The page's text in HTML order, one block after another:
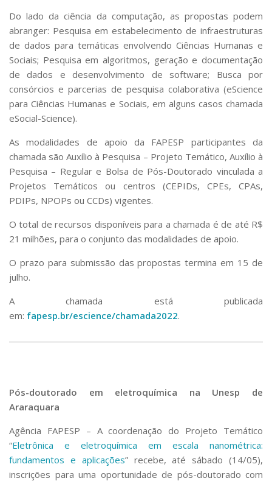
Do lado da ciência da computação, as propostas podem
abranger: Pesquisa em estabelecimento de infraestruturas
de dados para temáticas envolvendo Ciências Humanas e
Sociais; Pesquisa em algoritmos, geração e documentação
de dados e desenvolvimento de software; Busca por
consórcios e parcerias de pesquisa colaborativa (eScience
para Ciências Humanas e Sociais, em alguns casos chamada
eSocial-Science).
As modalidades de apoio da FAPESP participantes da
chamada são Auxílio à Pesquisa – Projeto Temático, Auxílio à
Pesquisa – Regular e Bolsa de Pós-Doutorado vinculada a
Projetos Temáticos ou centros (CEPIDs, CPEs, CPAs,
PDIPs, NPOPs ou CCDs) vigentes.
O total de recursos disponíveis para a chamada é de até R$
21 milhões, para o conjunto das modalidades de apoio.
O prazo para submissão das propostas termina em 15 de
julho.
A chamada está publicada
em: fapesp.br/escience/chamada2022.
Pós-doutorado em eletroquímica na Unesp de
Araraquara
Agência FAPESP – A coordenação do Projeto Temático
“Eletrônica e eletroquímica em escala nanométrica:
fundamentos e aplicações” recebe, até sábado (14/05),
inscrições para uma oportunidade de pós-doutorado com